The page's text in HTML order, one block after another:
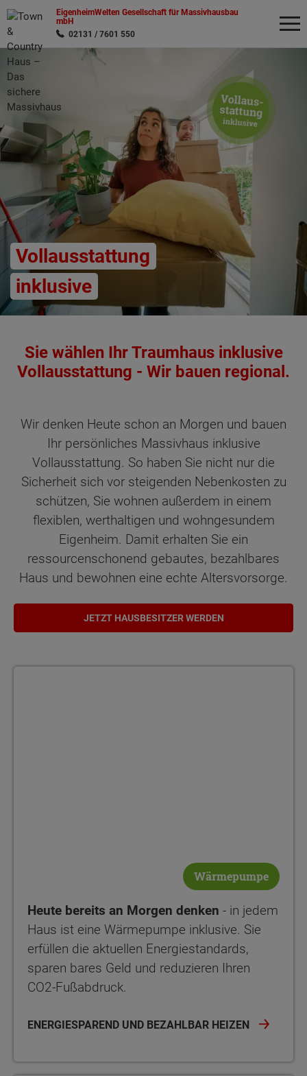
EigenheimWelten Gesellschaft für Massivhausbau
mbH
02131 / 7601 550
Vollausstattung
inklusive
Sie wählen Ihr Traumhaus inklusive
Vollausstattung - Wir bauen regional.
Wir denken Heute schon an Morgen und bauen
Ihr persönliches Massivhaus inklusive
Vollausstattung. So haben Sie nicht nur die
Sicherheit sich vor steigenden Nebenkosten zu
schützen, Sie wohnen außerdem in einem
flexiblen, werthaltigen und wohngesundem
Eigenheim. Damit erhalten Sie ein
ressourcenschonend gebautes, bezahlbares
Haus und bewohnen eine echte Altersvorsorge.
JETZT HAUSBESITZER WERDEN
Wärmepumpe
Heute bereits an Morgen denken - in jedem
Haus ist eine Wärmepumpe inklusive. Sie
erfüllen die aktuellen Energiestandards,
sparen bares Geld und reduzieren Ihren
CO2-Fußabdruck.
ENERGIESPAREND UND BEZAHLBAR HEIZEN
Wonach möchten Sie suchen?